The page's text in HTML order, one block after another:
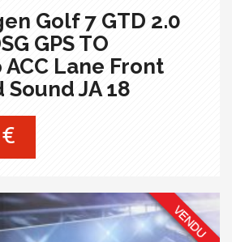
Golf 7 GTD 2.0
GPS TO
Lane Front
JA 18